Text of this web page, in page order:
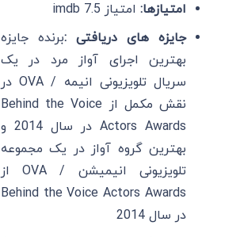
امتیازها: امتیاز imdb 7.5
جایزه های دریافتی :برنده جایزه
بهترین اجرای آواز مرد در یک
سریال تلویزیونی انیمه / OVA در
نقش مکمل از Behind the Voice
Actors Awards در سال 2014 و
بهترین گروه آواز در یک مجموعه
تلویزیونی انیمیشن / OVA از
Behind the Voice Actors Awards
در سال 2014